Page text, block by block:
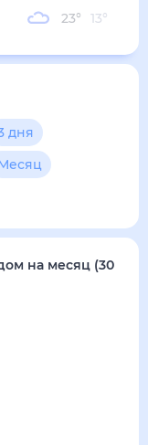
23° 13°
дня
на месяц (30